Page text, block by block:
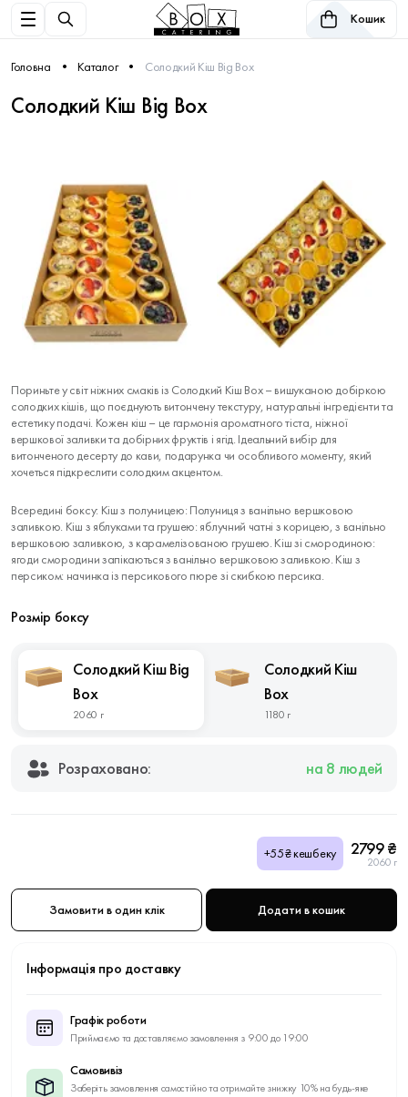
Кошик
Головна Каталог Солодкий Кіш Big Box
Солодкий Кіш Big Box
Пориньте у світ ніжних смаків із Солодкий Кіш Box – вишуканою добіркою
солодких кішів, що поєднують витончену текстуру, натуральні інгредієнти та
естетику подачі. Кожен кіш – це гармонія ароматного тіста, ніжної
вершкової заливки та добірних фруктів і ягід. Ідеальний вибір для
витонченого десерту до кави, подарунка чи особливого моменту, який
хочеться підкреслити солодким акцентом.
Всередині боксу: Кіш з полуницею: Полуниця з ванільно вершковою
заливкою. Кіш з яблуками та грушею: яблучний чатні з корицею, з ванільно
вершковою заливкою, з карамелізованою грушею. Кіш зі смородиною:
ягоди смородини запікаються з ванільно вершковою заливкою. Кіш з
персиком: начинка із персикового пюре зі скибкою персика.
Розмір боксу
Солодкий Кіш Big
Box
2060 г
Солодкий Кіш
Box
1180 г
Розраховано: на 8 людей
+55₴ кешбеку 2799 ₴
2060 г
Замовити в один клік Додати в кошик
Інформація про доставку
Графік роботи
Приймаємо та доставляємо замовлення з 9:00 до 19:00
Самовивіз
Заберіть замовлення самостійно та отримайте знижку 10% на будь-яке